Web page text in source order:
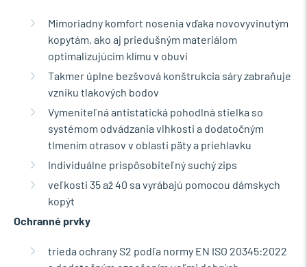
Mimoriadny komfort nosenia vďaka novovyvinutým
kopytám, ako aj priedušným materiálom
optimalizujúcim klímu v obuvi
Takmer úplne bezšvová konštrukcia sáry zabraňuje
vzniku tlakových bodov
Vymeniteľná antistatická pohodlná stielka so
systémom odvádzania vlhkosti a dodatočným
tlmením otrasov v oblasti päty a priehlavku
Individuálne prispôsobiteľný suchý zips
veľkosti 35 až 40 sa vyrábajú pomocou dámskych
kopýt
Ochranné prvky
trieda ochrany S2 podľa normy EN ISO 20345:2022